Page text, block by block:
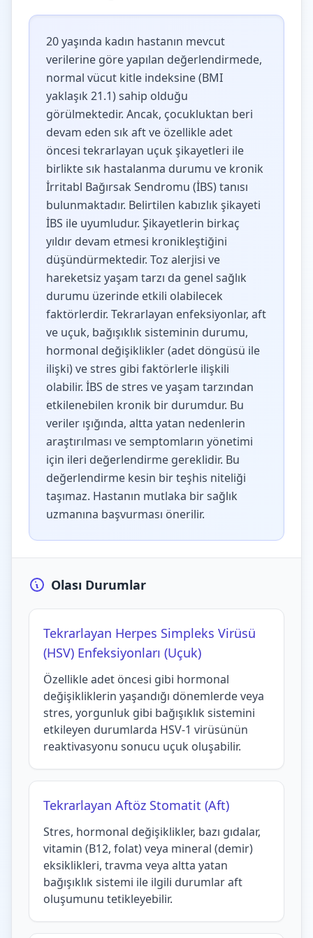
20 yaşında kadın hastanın mevcut
verilerine göre yapılan değerlendirmede,
normal vücut kitle indeksine (BMI
yaklaşık 21.1) sahip olduğu
görülmektedir. Ancak, çocukluktan beri
devam eden sık aft ve özellikle adet
öncesi tekrarlayan uçuk şikayetleri ile
birlikte sık hastalanma durumu ve kronik
İrritabl Bağırsak Sendromu (İBS) tanısı
bulunmaktadır. Belirtilen kabızlık şikayeti
İBS ile uyumludur. Şikayetlerin birkaç
yıldır devam etmesi kronikleştiğini
düşündürmektedir. Toz alerjisi ve
hareketsiz yaşam tarzı da genel sağlık
durumu üzerinde etkili olabilecek
faktörlerdir. Tekrarlayan enfeksiyonlar, aft
ve uçuk, bağışıklık sisteminin durumu,
hormonal değişiklikler (adet döngüsü ile
ilişki) ve stres gibi faktörlerle ilişkili
olabilir. İBS de stres ve yaşam tarzından
etkilenebilen kronik bir durumdur. Bu
veriler ışığında, altta yatan nedenlerin
araştırılması ve semptomların yönetimi
için ileri değerlendirme gereklidir. Bu
değerlendirme kesin bir teşhis niteliği
taşımaz. Hastanın mutlaka bir sağlık
uzmanına başvurması önerilir.
Olası Durumlar
Tekrarlayan Herpes Simpleks Virüsü
(HSV) Enfeksiyonları (Uçuk)
Özellikle adet öncesi gibi hormonal
değişikliklerin yaşandığı dönemlerde veya
stres, yorgunluk gibi bağışıklık sistemini
etkileyen durumlarda HSV-1 virüsünün
reaktivasyonu sonucu uçuk oluşabilir.
Tekrarlayan Aftöz Stomatit (Aft)
Stres, hormonal değişiklikler, bazı gıdalar,
vitamin (B12, folat) veya mineral (demir)
eksiklikleri, travma veya altta yatan
bağışıklık sistemi ile ilgili durumlar aft
oluşumunu tetikleyebilir.